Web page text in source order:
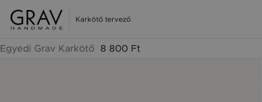
Karkötő tervező
Egyedi Grav Karkötő 8 800 Ft